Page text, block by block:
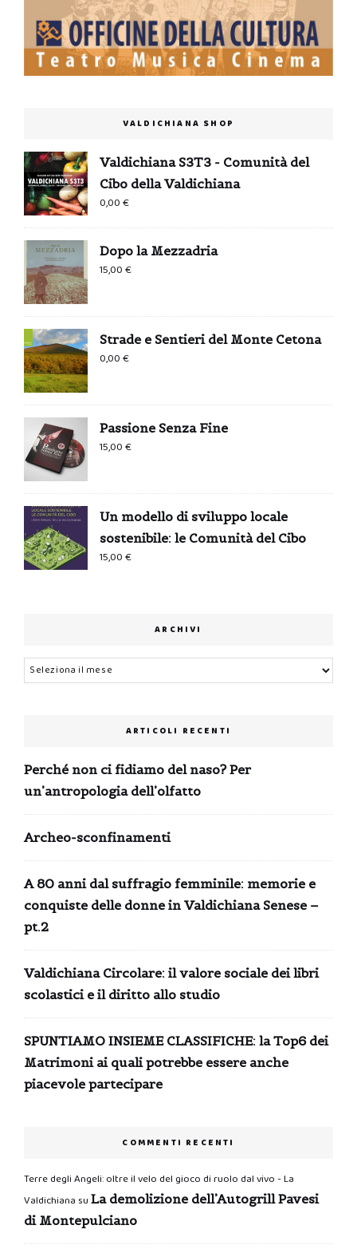
VALDICHIANA SHOP
Valdichiana S3T3 - Comunità del
Cibo della Valdichiana
0,00€
Dopo la Mezzadria
15,00€
Strade e Sentieri del Monte Cetona
0,00€
Passione Senza Fine
15,00€
Un modello di sviluppo locale
sostenibile: le Comunità del Cibo
15,00€
ARCHIVI
Archivi
ARTICOLI RECENTI
Perché non ci fidiamo del naso? Per
un’antropologia dell’olfatto
Archeo-sconfinamenti
A 80 anni dal suffragio femminile: memorie e
conquiste delle donne in Valdichiana Senese –
pt.2
Valdichiana Circolare: il valore sociale dei libri
scolastici e il diritto allo studio
SPUNTIAMO INSIEME CLASSIFICHE: la Top6 dei
Matrimoni ai quali potrebbe essere anche
piacevole partecipare
COMMENTI RECENTI
Terre degli Angeli: oltre il velo del gioco di ruolo dal vivo - La
Valdichiana su La demolizione dell’Autogrill Pavesi
di Montepulciano